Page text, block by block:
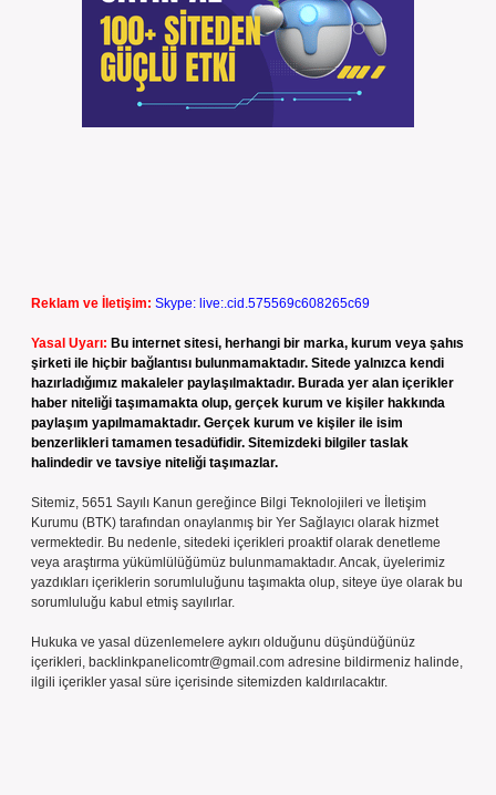
Reklam ve İletişim: Skype: live:.cid.575569c608265c69
Yasal Uyarı: Bu internet sitesi, herhangi bir marka, kurum veya şahıs
şirketi ile hiçbir bağlantısı bulunmamaktadır. Sitede yalnızca kendi
hazırladığımız makaleler paylaşılmaktadır. Burada yer alan içerikler
haber niteliği taşımamakta olup, gerçek kurum ve kişiler hakkında
paylaşım yapılmamaktadır. Gerçek kurum ve kişiler ile isim
benzerlikleri tamamen tesadüfidir. Sitemizdeki bilgiler taslak
halindedir ve tavsiye niteliği taşımazlar.
Sitemiz, 5651 Sayılı Kanun gereğince Bilgi Teknolojileri ve İletişim
Kurumu (BTK) tarafından onaylanmış bir Yer Sağlayıcı olarak hizmet
vermektedir. Bu nedenle, sitedeki içerikleri proaktif olarak denetleme
veya araştırma yükümlülüğümüz bulunmamaktadır. Ancak, üyelerimiz
yazdıkları içeriklerin sorumluluğunu taşımakta olup, siteye üye olarak bu
sorumluluğu kabul etmiş sayılırlar.
Hukuka ve yasal düzenlemelere aykırı olduğunu düşündüğünüz
içerikleri, backlinkpanelicomtr@gmail.com adresine bildirmeniz halinde,
ilgili içerikler yasal süre içerisinde sitemizden kaldırılacaktır.